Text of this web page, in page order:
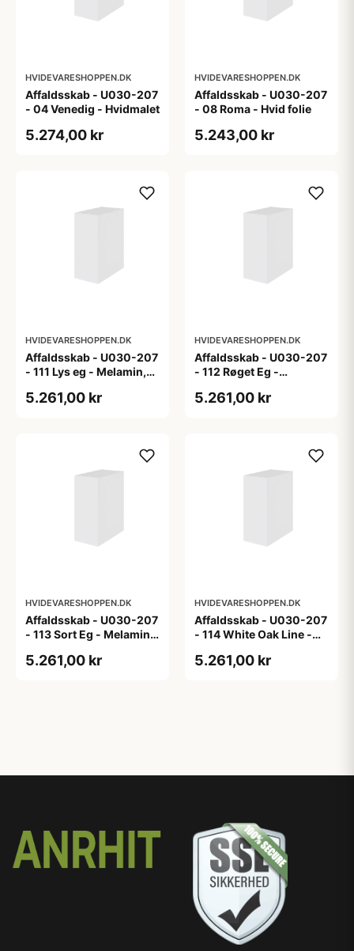
HVIDEVARESHOPPEN.DK
Affaldsskab - U030-207
- 04 Venedig - Hvidmalet
5.274,00 kr
HVIDEVARESHOPPEN.DK
Affaldsskab - U030-207
- 08 Roma - Hvid folie
5.243,00 kr
HVIDEVARESHOPPEN.DK
Affaldsskab - U030-207
- 111 Lys eg - Melamin,
5.261,00 kr
HVIDEVARESHOPPEN.DK
Affaldsskab - U030-207
- 112 Røget Eg -
5.261,00 kr
HVIDEVARESHOPPEN.DK
Affaldsskab - U030-207
- 113 Sort Eg - Melamin,
5.261,00 kr
HVIDEVARESHOPPEN.DK
Affaldsskab - U030-207
- 114 White Oak Line -
5.261,00 kr